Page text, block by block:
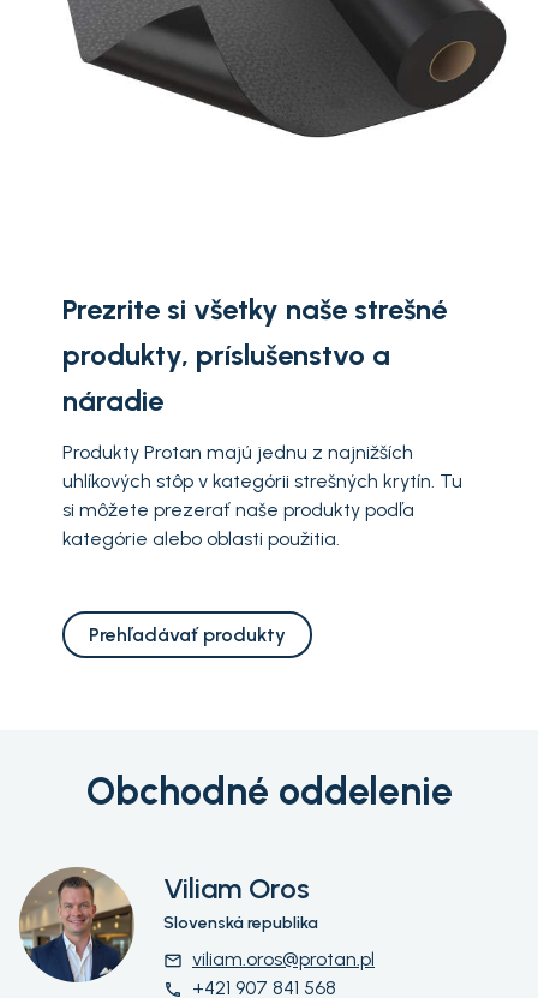
Prezrite si všetky naše strešné
produkty, príslušenstvo a
náradie
Produkty Protan majú jednu z najnižších
uhlíkových stôp v kategórii strešných krytín. Tu
si môžete prezerať naše produkty podľa
kategórie alebo oblasti použitia.
Prehľadávať produkty
Obchodné oddelenie
Viliam Oros
Slovenská republika
email viliam.oros@protan.pl
phone +421 907 841 568